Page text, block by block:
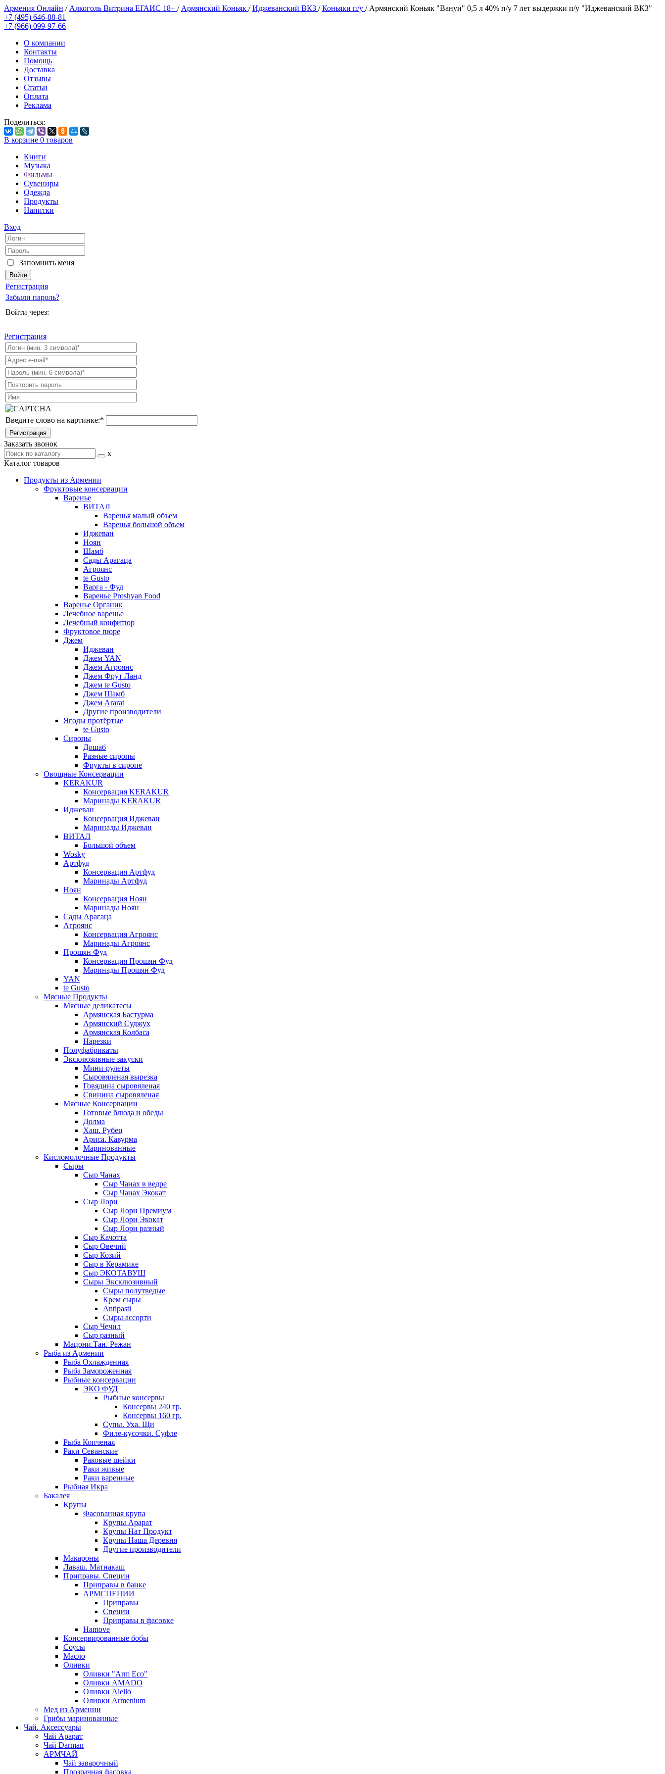
Армения Онлайн / Алкоголь Витрина ЕГАИС 18+ / Армянский Коньяк /Иджеванский ВКЗ /Коньяки п/у / Армянский Коньяк "Вануи" 0,5 л 40% п/у 7 лет выдержки п/у "Иджеванский ВКЗ"
+7 (495) 646-88-81
+7 (966) 099-97-66
О компании
Контакты
Помощь
Доставка
Отзывы
Статьи
Оплата
Реклама
Поделиться:
В корзине 0 товаров
Книги
Музыка
Фильмы
Сувениры
Одежда
Продукты
Напитки
Вход
Запомнить меня
Регистрация
Забыли пароль?
Войти через:
Регистрация
Введите слово на картинке:*
Заказать звонок
x
Каталог товаров
Продукты из Армении
Фруктовые консервации
Варенье
ВИТАЛ
Варенья малый объем
Варенья большой объем
Иджеван
Ноян
Шамб
Сады Арагаца
Агроянс
te Gusto
Варга - Фуд
Варенье Proshyan Food
Варенье Органик
Лечебное варенье
Лечебный конфитюр
Фруктовое пюре
Джем
Иджеван
Джем YAN
Джем Агроянс
Джем Фрут Ланд
Джем te Gusto
Джем Шамб
Джем Ararat
Другие производители
Ягоды протёртые
te Gusto
Сиропы
Дошаб
Разные сиропы
Фрукты в сиропе
Овощные Консервации
KERAKUR
Консервация KERAKUR
Маринады KERAKUR
Иджеван
Консервация Иджеван
Маринады Иджеван
ВИТАЛ
Большой объем
Wosky
Артфуд
Консервация Артфуд
Маринады Артфуд
Ноян
Консервация Ноян
Маринады Ноян
Сады Арагаца
Агроянс
Консервация Агроянс
Маринады Агроянс
Прошян Фуд
Консервация Прошян Фуд
Маринады Прошян Фуд
YAN
te Gusto
Мясные Продукты
Мясные деликатесы
Армянская Бастурма
Армянский Суджух
Армянская Колбаса
Нарезки
Полуфабрикаты
Эксклюзивные закуски
Мини-рулеты
Сыровяленая вырезка
Говядина сыровяленая
Свинина сыровяленая
Мясные Консервации
Готовые блюда и обеды
Долма
Хаш. Рубец
Ариса. Кавурма
Маринованные
Кисломолочные Продукты
Сыры
Сыр Чанах
Сыр Чанах в ведре
Сыр Чанах Экокат
Сыр Лори
Сыр Лори Премиум
Сыр Лори Экокат
Сыр Лори разный
Сыр Качотта
Сыр Овечий
Сыр Козий
Сыр в Керамике
Сыр ЭКОТАВУШ
Сыры Эксклюзивный
Сыры полутведые
Крем сыры
Antipasti
Сыры ассорти
Сыр Чечил
Сыр разный
Мацони.Тан. Режан
Рыба из Армении
Рыба Охлажденная
Рыба Замороженная
Рыбные консервации
ЭКО ФУД
Рыбные консервы
Консервы 240 гр.
Консервы 160 гр.
Супы. Уха. Щи
Филе-кусочки. Суфле
Рыба Копченая
Раки Севанские
Раковые шейки
Раки живые
Раки варенные
Рыбная Икра
Бакалея
Крупы
Фасованная крупа
Крупы Арарат
Крупы Нат Продукт
Крупы Наша Деревня
Другие производители
Макароны
Лаваш. Матнакаш
Приправы. Специи
Приправы в банке
АРМСПЕЦИИ
Приправы
Специи
Приправы в фасовке
Hamove
Консервированные бобы
Соусы
Масло
Оливки
Оливки "Arm Eco"
Оливки AMADO
Оливки Aiello
Оливки Armenium
Мед из Армении
Грибы маринованные
Чай. Аксессуары
Чай Арарат
Чай Darman
АРМЧАЙ
Чай заварочный
Прозрачная фасовка